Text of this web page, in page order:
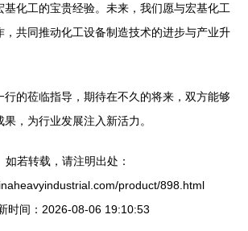
基化工的宝贵经验。未来，我们愿与宏基化工
，共同推动化工设备制造技术的进步与产业升
行的莅临指导，期待在不久的将来，双方能够
，为行业发展注入新活力。
如若转载，请注明出处：
product/898.html
时间：2026-08-06 19:10:53